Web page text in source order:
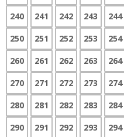
240
241 242 243 244
250
251 252 253 254
260
261 262 263 264
270
271 272 273 274
280
281 282 283 284
290
291 292 293 294